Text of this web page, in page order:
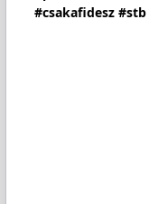
#csakafidesz #stb